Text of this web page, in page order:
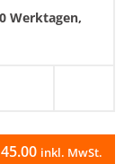
Werktagen,
45.00 inkl. MwSt.